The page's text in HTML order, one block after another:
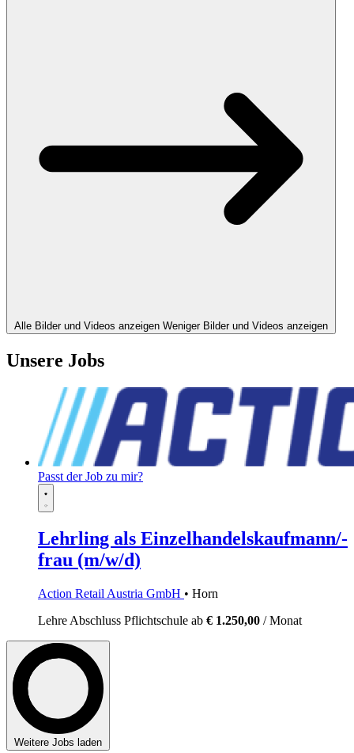
Alle Bilder und Videos anzeigen Weniger Bilder und Videos anzeigen
Unsere Jobs
Passt der Job zu mir?
Lehrling als Einzelhandelskaufmann/-
frau (m/w/d)
Action Retail Austria GmbH • Horn
Lehre Abschluss Pflichtschule ab € 1.250,00 / Monat
Weitere Jobs laden